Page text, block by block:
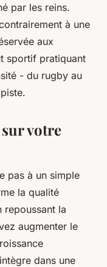
par les reins.
à une
aux
sportif pratiquant
- du rugby au
votre
pas à un simple
la qualité
repoussant la
augmenter le
dans une